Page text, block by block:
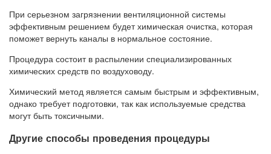
При серьезном загрязнении вентиляционной системы
эффективным решением будет химическая очистка, которая
поможет вернуть каналы в нормальное состояние.
Процедура состоит в распылении специализированных
химических средств по воздуховоду.
Химический метод является самым быстрым и эффективным,
однако требует подготовки, так как используемые средства
могут быть токсичными.
Другие способы проведения процедуры